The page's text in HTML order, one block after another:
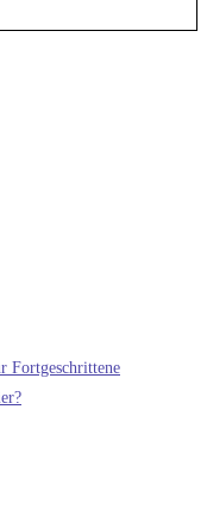
Fortgeschrittene